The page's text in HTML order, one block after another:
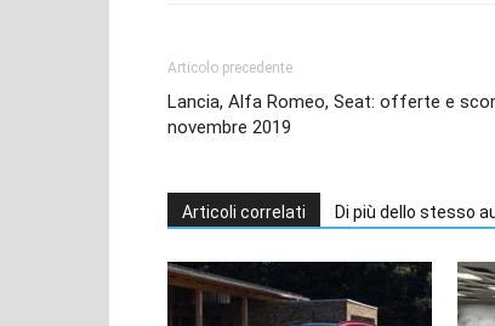
Articolo precedente
Lancia, Alfa Romeo, Seat: offerte e
novembre 2019
Articoli correlati Di più dello stesso